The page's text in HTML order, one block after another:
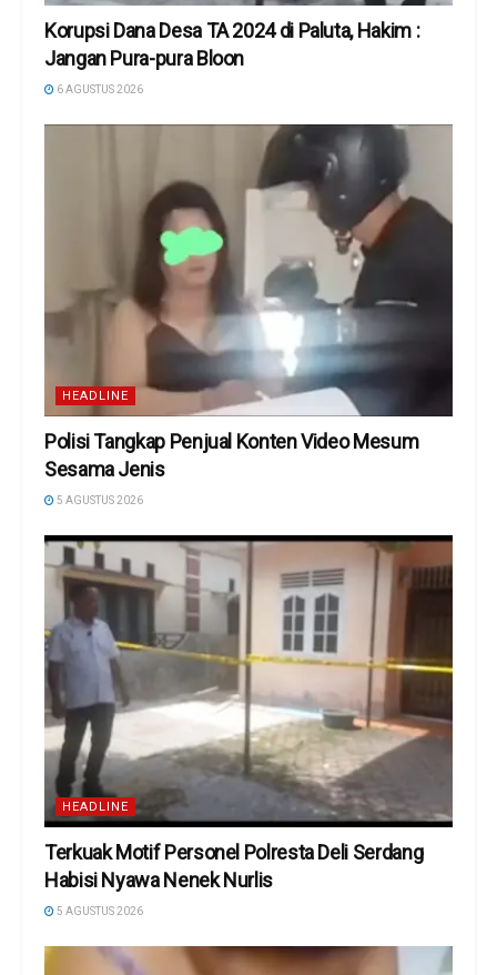
Korupsi Dana Desa TA 2024 di Paluta, Hakim :
Jangan Pura-pura Bloon
6 AGUSTUS 2026
HEADLINE
Polisi Tangkap Penjual Konten Video Mesum
Sesama Jenis
5 AGUSTUS 2026
HEADLINE
Terkuak Motif Personel Polresta Deli Serdang
Habisi Nyawa Nenek Nurlis
5 AGUSTUS 2026